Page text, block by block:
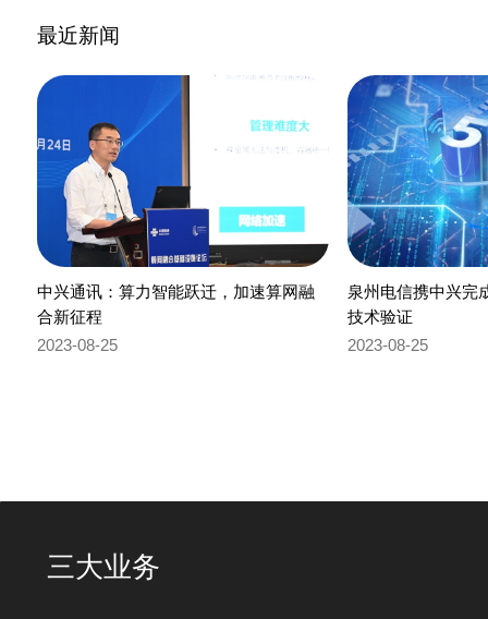
最近新闻
中兴通讯：算力智能跃迁，加速算网融
合新征程
2023-08-25
泉州电信携中兴完
技术验证
2023-08-25
三大业务